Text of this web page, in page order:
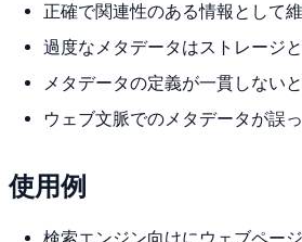
正確で関連性のある情報として
過度なメタデータはストレージ
メタデータの定義が一貫しない
ウェブ文脈でのメタデータが誤
使用例